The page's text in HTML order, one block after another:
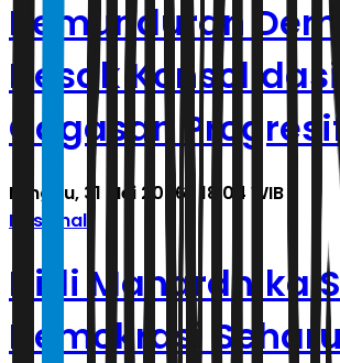
Kemunduran
Desak Konsolidasi
Gagasan Progresif
Minggu, 31 Mei 2026 | 18.04 WIB
Nasional
Didi Mahardhika
Demokrasi